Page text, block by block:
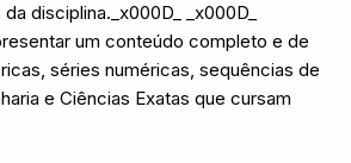
disciplina._x000D_ _x000D_
um conteúdo completo e de
séries numéricas, sequências de
e Ciências Exatas que cursam